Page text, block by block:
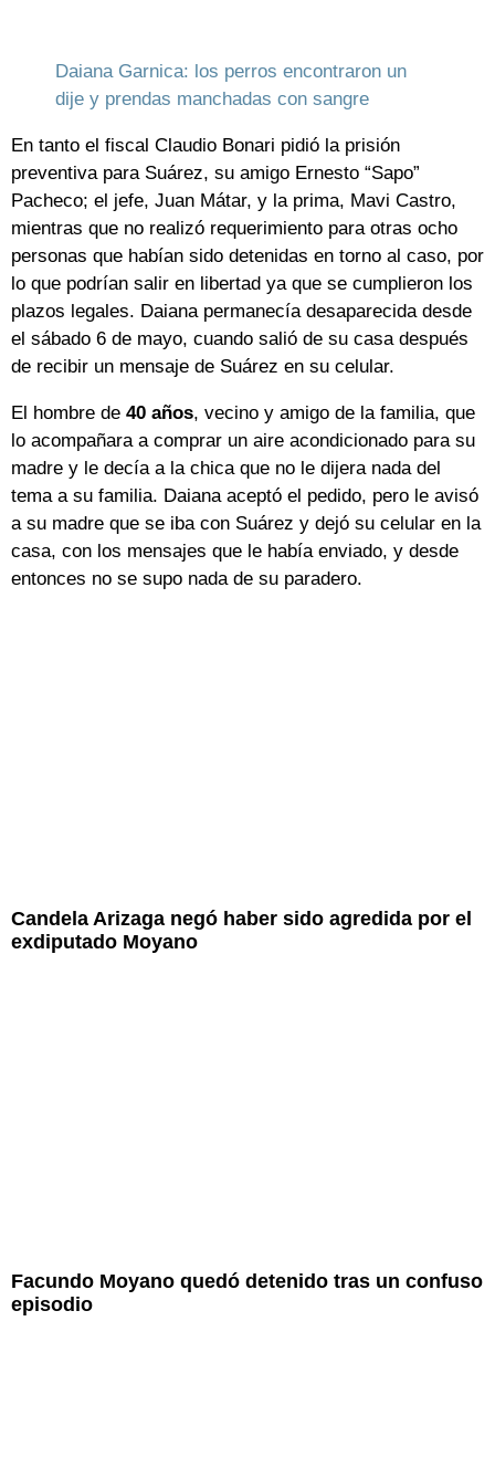
Daiana Garnica: los perros encontraron un
dije y prendas manchadas con sangre
En tanto el fiscal Claudio Bonari pidió la prisión
preventiva para Suárez, su amigo Ernesto “Sapo”
Pacheco; el jefe, Juan Mátar, y la prima, Mavi Castro,
mientras que no realizó requerimiento para otras ocho
personas que habían sido detenidas en torno al caso, por
lo que podrían salir en libertad ya que se cumplieron los
plazos legales. Daiana permanecía desaparecida desde
el sábado 6 de mayo, cuando salió de su casa después
de recibir un mensaje de Suárez en su celular.
El hombre de 40 años, vecino y amigo de la familia, que
lo acompañara a comprar un aire acondicionado para su
madre y le decía a la chica que no le dijera nada del
tema a su familia. Daiana aceptó el pedido, pero le avisó
a su madre que se iba con Suárez y dejó su celular en la
casa, con los mensajes que le había enviado, y desde
entonces no se supo nada de su paradero.
Candela Arizaga negó haber sido agredida por el
exdiputado Moyano
Facundo Moyano quedó detenido tras un confuso
episodio